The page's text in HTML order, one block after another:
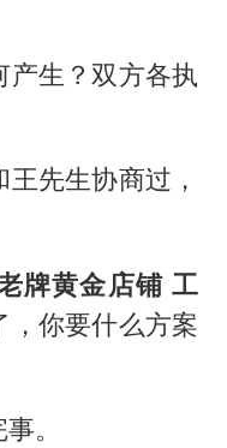
产生？双方各执
先生协商过，
牌黄金店铺 工
，你要什么方案
。